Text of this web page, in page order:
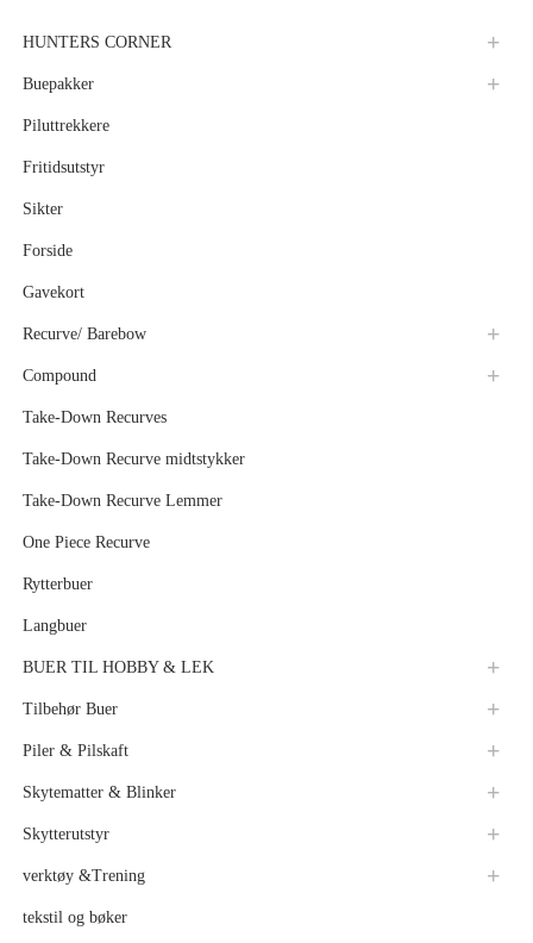
HUNTERS CORNER
Buepakker
Piluttrekkere
Fritidsutstyr
Sikter
Forside
Gavekort
Recurve/ Barebow
Compound
Take-Down Recurves
Take-Down Recurve midtstykker
Take-Down Recurve Lemmer
One Piece Recurve
Rytterbuer
Langbuer
BUER TIL HOBBY & LEK
Tilbehør Buer
Piler & Pilskaft
Skytematter & Blinker
Skytterutstyr
verktøy &Trening
tekstil og bøker